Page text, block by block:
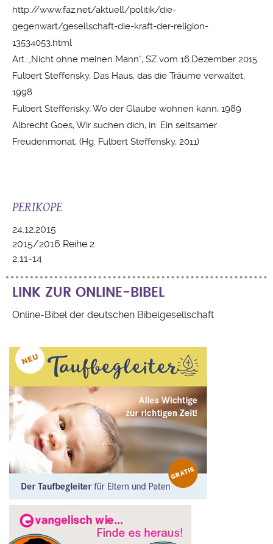
http://www.faz.net/aktuell/politik/die-
gegenwart/gesellschaft-die-kraft-der-religion-
13534053.html
Art.:„Nicht ohne meinen Mann“, SZ vom 16.Dezember 2015
Fulbert Steffensky, Das Haus, das die Träume verwaltet,
1998
Fulbert Steffensky, Wo der Glaube wohnen kann, 1989
Albrecht Goes, Wir suchen dich, in: Ein seltsamer
Freudenmonat, (Hg. Fulbert Steffensky, 2011)
PERIKOPE
24.12.2015
2015/2016 Reihe 2
2,11-14
LINK ZUR ONLINE-BIBEL
Online-Bibel der deutschen Bibelgesellschaft